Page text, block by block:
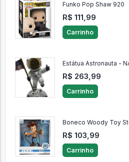
Funko Pop Shaw 920
R$ 111,99
Carrinho
Estátua Astronauta -
R$ 263,99
Carrinho
Boneco Woody Toy
R$ 103,99
Carrinho